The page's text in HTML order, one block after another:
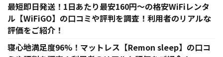
最短即日発送！1日あたり最安160円〜の格安WiFiレンタ
ル【WiFiGO】の口コミや評判を調査！利用者のリアルな
評価をご紹介！
寝心地満足度96%！マットレス【Remon sleep】の口コ